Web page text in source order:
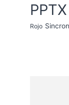
PPTX
Rojo